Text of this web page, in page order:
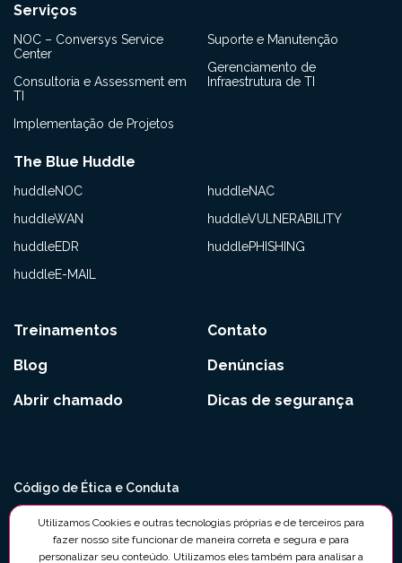
Serviços
NOC – Conversys Service
Center
Consultoria e Assessment em
TI
Implementação de Projetos
Suporte e Manutenção
Gerenciamento de
Infraestrutura de TI
The Blue Huddle
huddleNOC
huddleWAN
huddleEDR
huddleE-MAIL
huddleNAC
huddleVULNERABILITY
huddlePHISHING
Treinamentos
Blog
Abrir chamado
Contato
Denúncias
Dicas de segurança
Código de Ética e Conduta
Políticas Anticorrupção e Antissuborno
Política de Segurança da Informação
Utilizamos Cookies e outras tecnologias próprias e de terceiros para
fazer nosso site funcionar de maneira correta e segura e para
personalizar seu conteúdo. Utilizamos eles também para analisar a